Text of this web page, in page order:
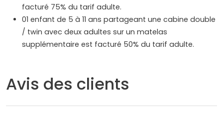
facturé 75% du tarif adulte.
01 enfant de 5 à 11 ans partageant une cabine double
/ twin avec deux adultes sur un matelas
supplémentaire est facturé 50% du tarif adulte.
Avis des clients